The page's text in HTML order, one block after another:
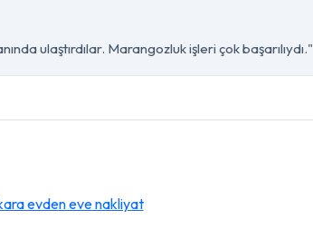
ulaştırdılar. Marangozluk işleri çok başarılıydı."
evden eve nakliyat